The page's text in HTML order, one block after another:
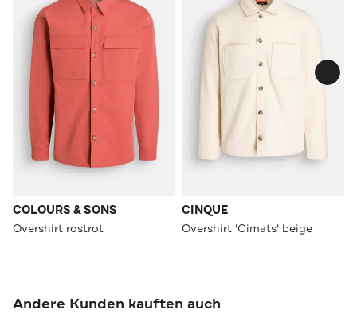
COLOURS & SONS
Overshirt rostrot
CINQUE
Overshirt 'Cimats' beige
Andere Kunden kauften auch